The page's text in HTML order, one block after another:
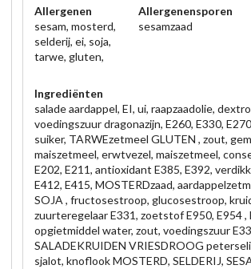
Allergenen
sesam, mosterd,
selderij, ei, soja,
tarwe, gluten,
Allergenensporen
sesamzaad
Ingrediënten
salade aardappel, EI, ui, raapzaadolie,
voedingszuur dragonazijn, E260, E330,
suiker, TARWEzetmeel GLUTEN , zout,
maiszetmeel, erwtvezel, maiszetmeel,
E202, E211, antioxidant E385, E392,
E412, E415, MOSTERDzaad,
SOJA , fructosestroop, glucosestroop,
zuurteregelaar E331, zoetstof E950, E954 ,
opgietmiddel water, zout, voedingszuur
SALADEKRUIDEN VRIESDROOG
sjalot, knoflook MOSTERD, SELDERIJ,